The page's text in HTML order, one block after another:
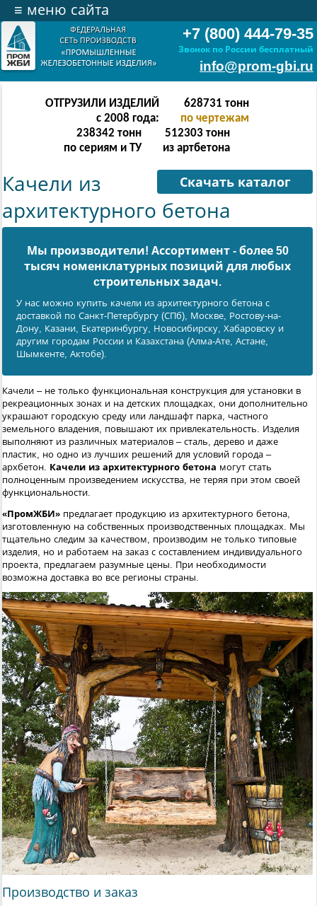
+7 (800) 444-79-35
Звонок по России бесплатный
info@prom-gbi.ru
≡ меню сайта
ОТГРУЗИЛИ ИЗДЕЛИЙ
с 2008 года:
628731 тонн
по чертежам
238342 тонн
по сериям и ТУ
512303 тонн
из артбетона
Скачать каталог
Качели из
архитектурного бетона
Мы производители! Ассортимент - более 50
тысяч номенклатурных позиций для любых
cтроительных задач.
У нас можно купить качели из архитектурного бетона с
доставкой по Санкт-Петербургу (СПб), Москве, Ростову-на-
Дону, Казани, Екатеринбургу, Новосибирску, Хабаровску и
другим городам России и Казахстана (Алма-Ате, Астане,
Шымкенте, Актобе).
Качели – не только функциональная конструкция для установки в
рекреационных зонах и на детских площадках, они дополнительно
украшают городскую среду или ландшафт парка, частного
земельного владения, повышают их привлекательность. Изделия
выполняют из различных материалов – сталь, дерево и даже
пластик, но одно из лучших решений для условий города –
архбетон. Качели из архитектурного бетона могут стать
полноценным произведением искусства, не теряя при этом своей
функциональности.
«ПромЖБИ» предлагает продукцию из архитектурного бетона,
изготовленную на собственных производственных площадках. Мы
тщательно следим за качеством, производим не только типовые
изделия, но и работаем на заказ с составлением индивидуального
проекта, предлагаем разумные цены. При необходимости
возможна доставка во все регионы страны.
Производство и заказ